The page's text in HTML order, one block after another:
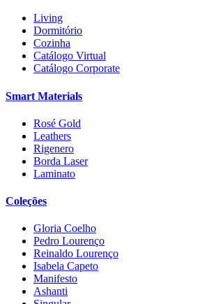
Living
Dormitório
Cozinha
Catálogo Virtual
Catálogo Corporate
Smart Materials
Rosé Gold
Leathers
Rigenero
Borda Laser
Laminato
Coleções
Gloria Coelho
Pedro Lourenço
Reinaldo Lourenço
Isabela Capeto
Manifesto
Ashanti